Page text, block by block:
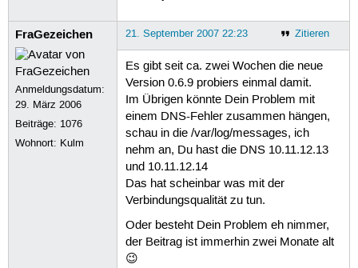
FraGezeichen
Anmeldungsdatum:
29. März 2006
Beiträge: 1076
Wohnort: Kulm
Zitieren
21. September 2007 22:23
Es gibt seit ca. zwei Wochen die neue
Version 0.6.9 probiers einmal damit.
Im Übrigen könnte Dein Problem mit
einem DNS-Fehler zusammen hängen,
schau in die /var/log/messages, ich
nehm an, Du hast die DNS 10.11.12.13
und 10.11.12.14
Das hat scheinbar was mit der
Verbindungsqualität zu tun.
Oder besteht Dein Problem eh nimmer,
der Beitrag ist immerhin zwei Monate alt
😉